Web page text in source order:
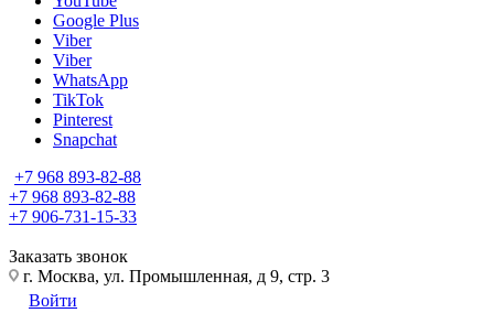
Google Plus
Viber
Viber
WhatsApp
TikTok
Pinterest
Snapchat
+7 968 893-82-88
+7 968 893-82-88
+7 906-731-15-33
Заказать звонок
г. Москва, ул. Промышленная, д 9, стр. 3
Войти